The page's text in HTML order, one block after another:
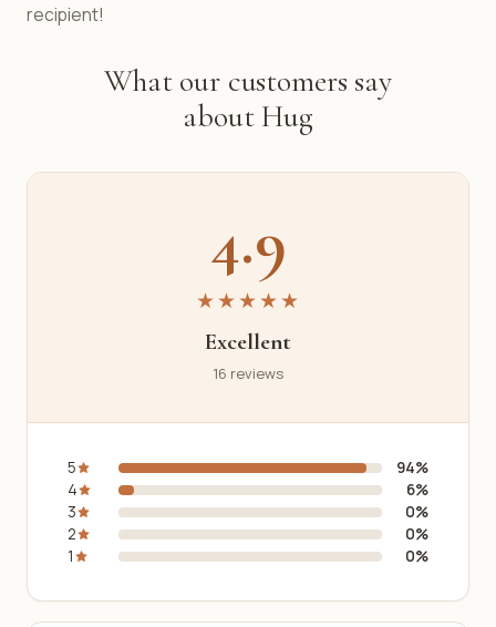
recipient!
What our customers say
about Hug
4.9
★★★★★
Excellent
16 reviews
5
94%
4
6%
3
0%
2
0%
1
0%